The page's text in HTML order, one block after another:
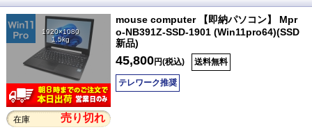
1920×1080
1.5kg
在庫 売り切れ
mouse computer 【即納パソコン】 Mpr
o-NB391Z-SSD-1901 (Win11pro64)(SSD
新品)
45,800円(税込) 送料無料
テレワーク推奨